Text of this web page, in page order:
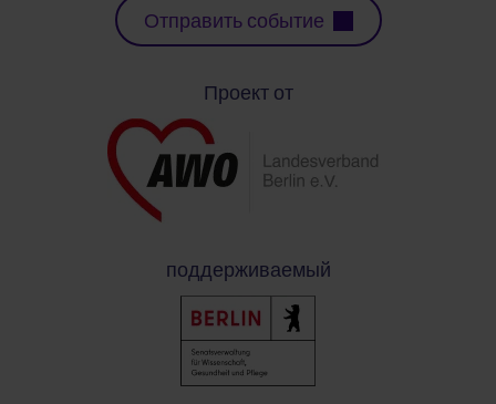
Отправить событие
Проект от
поддерживаемый